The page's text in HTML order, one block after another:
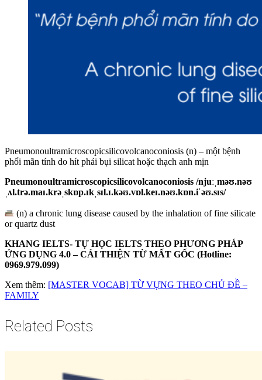
Pneumonoultramicroscopicsilicovolcanoconiosis (n) – một bệnh
phổi mãn tính do hít phải bụi silicat hoặc thạch anh mịn
Pneumonoultramicroscopicsilicovolcanoconiosis /njuːˌməʊ.nəʊ
ˌʌl.trə.maɪ.krəˌskɒp.ɪkˌsɪl.ɪ.kəʊ.vɒl.keɪ.nəʊ.kɒn.iˈəʊ.sɪs/
(n) a chronic lung disease caused by the inhalation of fine silicate
or quartz dust
KHANG IELTS- TỰ HỌC IELTS THEO PHƯƠNG PHÁP
ỨNG DỤNG 4.0 – CẢI THIỆN TỪ MẤT GỐC (Hotline:
0969.979.099)
Xem thêm: [MASTER VOCAB] TỪ VỰNG THEO CHỦ ĐỀ –
FAMILY
Related Posts